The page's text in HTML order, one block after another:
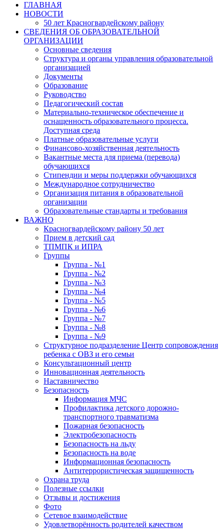
ГЛАВНАЯ
НОВОСТИ
50 лет Красногвардейскому району
СВЕДЕНИЯ ОБ ОБРАЗОВАТЕЛЬНОЙ
ОРГАНИЗАЦИИ
Основные сведения
Структура и органы управления образовательной
организацией
Документы
Образование
Руководство
Педагогический состав
Материально-техническое обеспечение и
оснащенность образовательного процесса.
Доступная среда
Платные образовательные услуги
Финансово-хозяйственная деятельность
Вакантные места для приема (перевода)
обучающихся
Стипендии и меры поддержки обучающихся
Международное сотрудничество
Организация питания в образовательной
организации
Образовательные стандарты и требования
ВАЖНО
Красногвардейскому району 50 лет
Прием в детский сад
ТПМПК и ИПРА
Группы
Группа - №1
Группа - №2
Группа - №3
Группа - №4
Группа - №5
Группа - №6
Группа - №7
Группа - №8
Группа - №9
Структурное подразделение Центр сопровождения
ребенка с ОВЗ и его семьи
Консультационный центр
Инновационная деятельность
Наставничество
Безопасность
Информация МЧС
Профилактика детского дорожно-
транспортного травматизма
Пожарная безопасность
Электробезопасность
Безопасность на льду
Безопасность на воде
Информационная безопасность
Антитеррористическая защищенность
Охрана труда
Полезные ссылки
Отзывы и достижения
Фото
Сетевое взаимодействие
Удовлетворённость родителей качеством